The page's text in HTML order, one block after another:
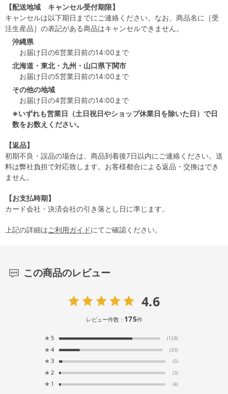
【配送地域 キャンセル受付期限】
キャンセルは以下期日までにご連絡ください。なお、商品名に［受
注生産品］の表記がある商品はキャンセルできません。
沖縄県
お届け日の6営業日前の14:00まで
北海道・東北・九州・山口県下関市
お届け日の5営業日前の14:00まで
その他の地域
お届け日の4営業日前の14:00まで
※いずれも営業日（土日祝日やショップ休業日を除いた日）で日
数をお数えください。
【返品】
初期不良・誤品の場合は、商品到着後7日以内にご連絡ください。送
料は弊社負担で対応致します。お客様都合による返品・交換はでき
ません。
【お支払時期】
カード会社・決済会社の引き落とし日に準じます。
上記の詳細はご利用ガイドにてご確認ください。
この商品のレビュー
4.6
レビュー件数： 175件
★ 5 (128)
★ 4 (35)
★ 3 (5)
★ 2 (3)
★ 1 (4)